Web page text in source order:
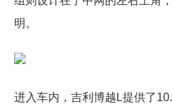
明。
进入车内，吉利博越L提供了